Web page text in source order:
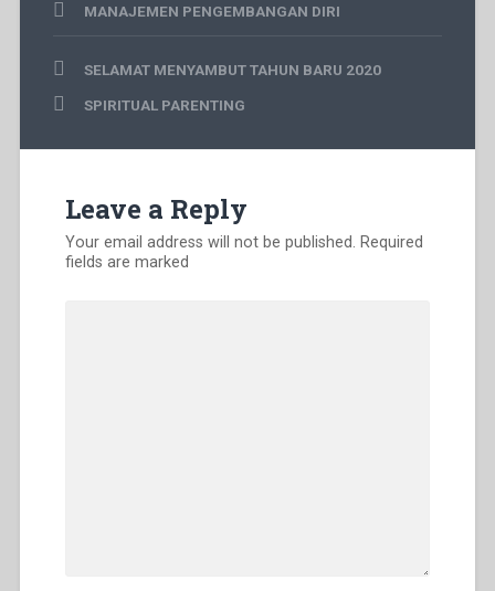
MANAJEMEN PENGEMBANGAN DIRI
enam
berpikir,
topi
fredy
pola
pikir,
PostSELAMAT MENYAMBUT TAHUN BARU 2020
SPIRITUAL PARENTING
Leave a Reply
Your email address will not be published. Required
fields are marked